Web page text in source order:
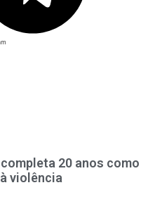
20 anos como
violência